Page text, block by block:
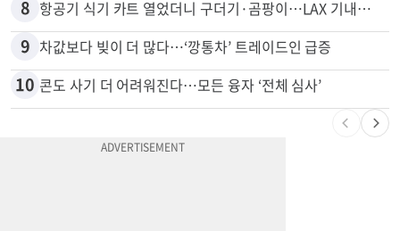
7 '14년째 도피' 한인 간호사 공개 수배…메디케어 사기 유죄
8
9 차값보다 빚이 더 많다…‘깡통차’ 트레이드인 급증